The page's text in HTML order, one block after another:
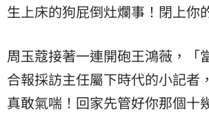
生上床的狗屁倒灶爛事！閉上你
周玉蔻接著一連開砲王鴻薇，「
合報採訪主任屬下時代的小記者
真敢氣喘！回家先管好你那個十